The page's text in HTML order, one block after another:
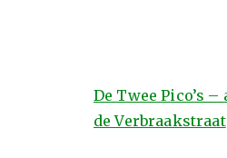
De Twee Pico’s
de Verbraakstraat